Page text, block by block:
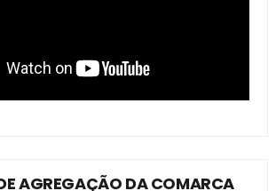
AGREGAÇÃO DA COMARCA